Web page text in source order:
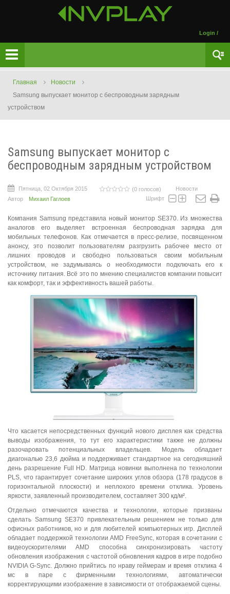
Login /
Главная
Новости
Samsung выпускает монитор с беспроводным зарядным
устройством
Samsung выпускает монитор с
беспроводным зарядным устройством
Пятница, 02 Октября 2015 (0 голосов)
Новости
Автор
Михаил Гаглоев Шрифт
Компания Samsung представила новый монитор SE370. Из множества
аналогов его выделяет встроенная беспроводная зарядка для
мобильных телефонов. Как отмечается в пресс-релизе, посвященном
анонсу, это позволит пользователям разгрузить рабочее место от
лишних проводов и свободно пользоваться своим мобильным
устройством, не задумываясь о необходимости подключать его к
источнику питания. Всё это по мнению специалистов компании повысит
как комфорт, так и эффективность вашей работы.
Что касается непосредственных функций нового дисплея как средства
выводы изображения, то тут его характеристики также не должны
разочаровать потенциальных владельцев. Модель обладает
диагональю 23,6 дюйма и поддерживает стандартное на сегодняшний
день разрешение Full HD. Матрица новинки выполнена по технологии
PLS, что гарантирует сочетание широких углов обзора (178 градусов в
горизонтальной плоскости) и неплохого времени отклика. Уровень
яркости, заявленный производителем, составляет 300 кд/м².
Отдельно отмечаются качества и технологии, которые призваны
сделать Samsung SE370 привлекательным решением не только для
офисных работников, но и для любителей компьютерных игр. Дисплей
обладает поддержкой технологии AMD FreeSync, которая в сочетании с
видеоускорителями AMD способна синхронизировать частоту
обновления изображения с частотой обновления кадров в игре подобно
NVIDIA G-Sync. Должно прийтись по нраву геймерам и время отклика 4
мс в паре с фирменными технологиями, автоматически
корректирующими изображение в зависимости от отображаемой сцены.